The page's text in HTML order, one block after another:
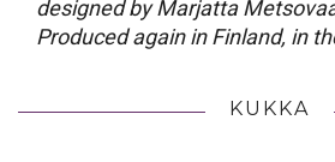
designed by Marjatta
Produced again in Finland, in
KUKKA